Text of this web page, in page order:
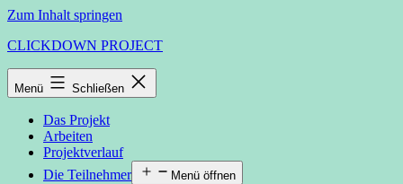
Zum Inhalt springen
CLICKDOWN PROJECT
Menü Schließen
Das Projekt
Arbeiten
Projektverlauf
Die Teilnehmer
Menü öffnen